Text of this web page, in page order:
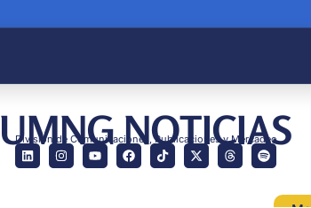
UMNG NOTICIAS
División de Comunicaciones, Publicaciones y Mercadeo